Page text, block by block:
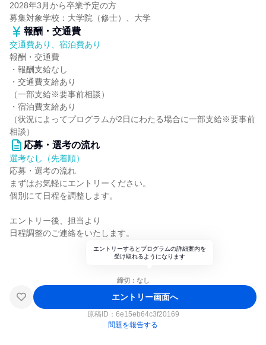
2028年3月から卒業予定の方
募集対象学校：大学院（修士）、大学
報酬・交通費
交通費あり、宿泊費あり
報酬・交通費
・報酬支給なし
・交通費支給あり
（一部支給※要事前相談）
・宿泊費支給あり
（状況によってプログラムが2日にわたる場合に一部支給※要事前
相談）
応募・選考の流れ
選考なし（先着順）
応募・選考の流れ
まずはお気軽にエントリーください。
個別にて日程を調整します。
エントリー後、担当より
日程調整のご連絡をいたします。
エントリーするとプログラムの詳細案内を
受け取れるようになります
締切：なし
エントリー画面へ
原稿ID： 6e15eb64c3f20169
問題を報告する